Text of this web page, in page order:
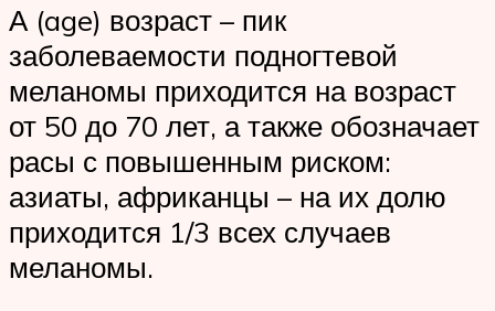
А (age) возраст – пик
заболеваемости подногтевой
меланомы приходится на возраст
от 50 до 70 лет, а также обозначает
расы с повышенным риском:
азиаты, африканцы – на их долю
приходится 1/3 всех случаев
меланомы.